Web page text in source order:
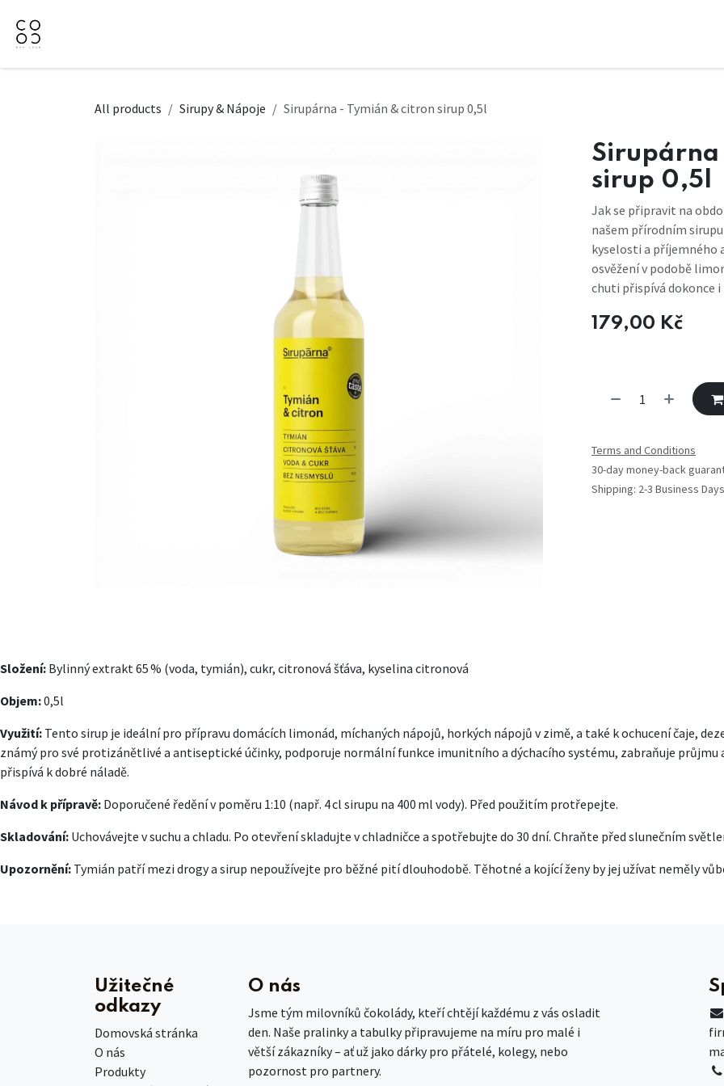
All products Sirupy & Nápoje Sirupárna - Tymián & citron sirup 0,5l
Sirupárna
sirup 0,5l
Jak se připravit na
našem přírodním
kyselosti a příjemného
osvěžení v podobě
chuti přispívá dokonce i
179,00 Kč
Terms and Conditions
30-day money-back
Shipping: 2-3 Business Days
Složení: Bylinný extrakt 65 % (voda, tymián), cukr, citronová šťáva, kyselina citronová
Objem:0,5l
Využití: Tento sirup je ideální pro přípravu domácích limonád, míchaných nápojů, horkých nápojů v zimě, a také k ochucení čaje,
známý pro své protizánětlivé a antiseptické účinky, podporuje normální funkce imunitního a dýchacího systému, zabraňuje průjmu
přispívá k dobré náladě.
Návod k přípravě: Doporučené ředění v poměru 1:10 (např. 4 cl sirupu na 400 ml vody). Před použitím protřepejte.
Skladování: Uchovávejte v suchu a chladu. Po otevření skladujte v chladničce a spotřebujte do 30 dní. Chraňte před slunečním
Upozornění: Tymián patří mezi drogy a sirup nepoužívejte pro běžné pití dlouhodobě. Těhotné a kojící ženy by jej užívat neměly
Užitečné
odkazy
Domovská stránka
O nás
Produkty
O nás
Jsme tým milovníků čokolády, kteří chtějí každému z vás osladit
den. Naše pralinky a tabulky připravujeme na míru pro malé i
větší zákazníky – ať už jako dárky pro přátelé, kolegy, nebo
pozornost pro partnery.